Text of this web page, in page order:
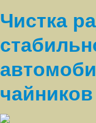
Чистка
чайников